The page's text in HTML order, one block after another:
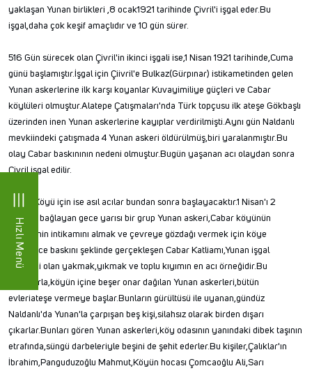
Hızlı Menü
yaklaşan Yunan birlikleri ,8 ocak1921 tarihinde Çivril'i işgal eder.Bu
işgal,daha çok keşif amaçlıdır ve 10 gün sürer.
516 Gün sürecek olan Çivril'in ikinci işgali ise,1 Nisan 1921 tarihinde,Cuma
günü başlamıştır.İşgal için Çiivril'e Bulkaz(Gürpınar) istikametinden gelen
Yunan askerlerine ilk karşı koyanlar Kuvayimiliye güçleri ve Cabar
köylüleri olmuştur.Alatepe Çatışmaları'nda Türk topçusu ilk ateşe Gökbaşlı
üzerinden inen Yunan askerlerine kayıplar verdirilmişti.Aynı gün Naldanlı
mevkiindeki çatışmada 4 Yunan askeri öldürülmüş,biri yaralanmıştır.Bu
olay Cabar baskınının nedeni olmuştur.Bugün yaşanan acı olaydan sonra
Çivril işgal edilir.
Cabar Köyü için ise asıl acılar bundan sonra başlayacaktır.1 Nisan'ı 2
Nisan'a bağlayan gece yarısı bir grup Yunan askeri,Cabar köyünün
direnişinin intikamını almak ve çevreye gözdağı vermek için köye
gelir.Gece baskını şeklinde gerçekleşen Cabar Katliamı,Yunan işgal
yöntemi olan yakmak,yıkmak ve toplu kıyımın en acı örneğidir.Bu
amaçlarla,köyün içine beşer onar dağılan Yunan askerleri,bütün
evleriateşe vermeye başlar.Bunların gürültüsü ile uyanan,gündüz
Naldanlı'da Yunan'la çarpışan beş kişi,silahsız olarak birden dışarı
çıkarlar.Bunları gören Yunan askerleri,köy odasının yanındaki dibek taşının
etrafında,süngü darbeleriyle beşini de şehit ederler.Bu kişiler,Çalıklar'ın
İbrahim,Panguduzoğlu Mahmut,Köyün hocası Çomcaoğlu Ali,Sarı